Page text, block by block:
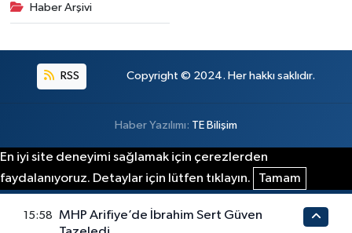
Haber Arşivi
RSS Copyright © 2024. Her hakkı saklıdır.
Haber Yazılımı: TE Bilişim
En iyi site deneyimi sağlamak için çerezlerden
faydalanıyoruz. Detaylar için lütfen tıklayın.
Tamam
15:58
MHP Arifiye’de İbrahim Sert Güven